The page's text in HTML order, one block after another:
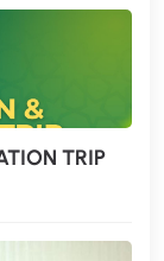
TRIP